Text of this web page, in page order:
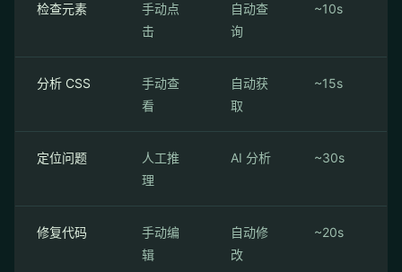
检查元素
手动点
击
自动查
询
~10s
分析 CSS
手动查
看
自动获
取
~15s
定位问题
人工推
理
AI 分析 ~30s
修复代码
手动编
辑
自动修
改
~20s